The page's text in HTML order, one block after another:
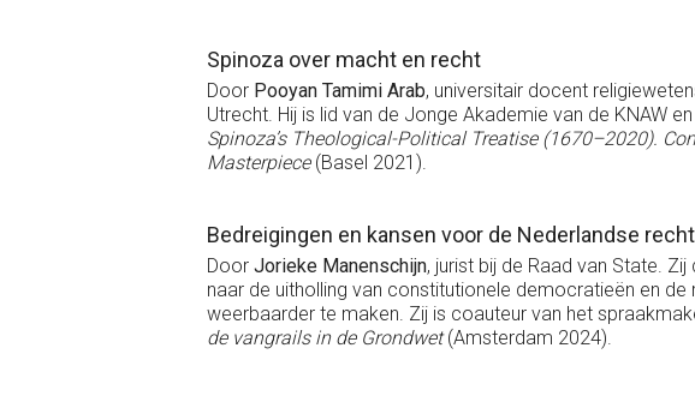
Spinoza over macht en recht
Door Pooyan Tamimi Arab, universitair docent
Utrecht. Hij is lid van de Jonge Akademie van de KNAW
Spinoza’s Theological-Political Treatise (1670–2020).
Masterpiece (Basel 2021).
Bedreigingen en kansen voor de Nederlandse
Door Jorieke Manenschijn, jurist bij de Raad van State.
naar de uitholling van constitutionele democratieën en
weerbaarder te maken. Zij is coauteur van het
de vangrails in de Grondwet(Amsterdam 2024).